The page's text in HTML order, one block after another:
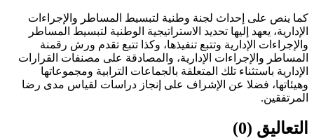
كما ينص على إحداث لجنة وطنية لتبسيط المساطر والإجراءات
الإدارية، يعهد إليها تحديد الاستراتيجية الوطنية لتبسيط المساطر
والإجراءات الإدارية وتتبع تنفيذها، وكذا تتبع تقدم ورش رقمنة
المساطر والإجراءات الإدارية، والمصادقة على مصنفات القرارات
الإدارية باستثناء تلك المتعلقة بالجماعات الترابية ومجموعاتها
وهيئاتها، فضلا عن الإشراف على إنجاز دراسات لقياس مدى رضا
المرتفقين.
التعاليق (0)